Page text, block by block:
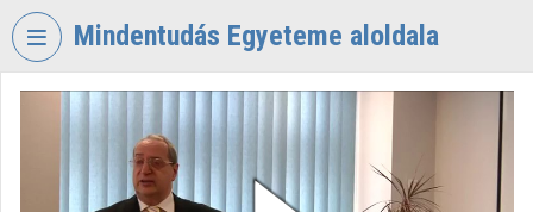
Skip header
Mindentudás Egyeteme aloldala
MINDENTUDÁS
EGYETEME